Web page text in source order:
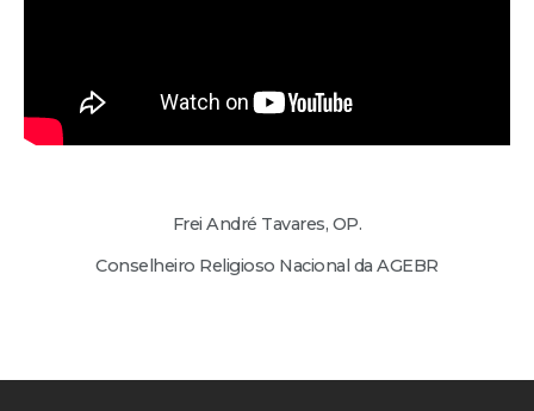
Frei André Tavares, OP.
Conselheiro Religioso Nacional da AGEBR